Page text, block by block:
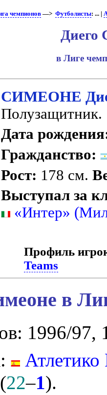
чемпионов—> Футболисты: ... |
Диего
в Лиге
СИМЕОНЕ
Полузащитник.
Дата
Гражданство:
Рост: 178 см.
Выступал за
«Интер»
Профиль
Teams
в
1996/97,
(22–1).